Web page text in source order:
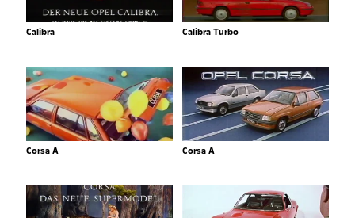
Calibra Calibra Turbo
Corsa A Corsa A